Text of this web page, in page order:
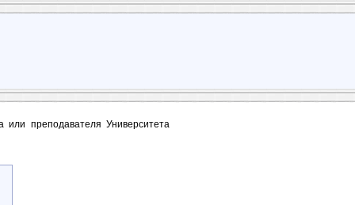
или преподавателя Университета